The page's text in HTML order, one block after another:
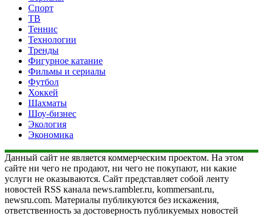
Спорт
ТВ
Теннис
Технологии
Тренды
Фигурное катание
Фильмы и сериалы
Футбол
Хоккей
Шахматы
Шоу-бизнес
Экология
Экономика
Данный сайт не является коммерческим проектом. На этом
сайте ни чего не продают, ни чего не покупают, ни какие
услуги не оказываются. Сайт представляет собой ленту
новостей RSS канала news.rambler.ru, kommersant.ru,
newsru.com. Материалы публикуются без искажения,
ответственность за достоверность публикуемых новостей